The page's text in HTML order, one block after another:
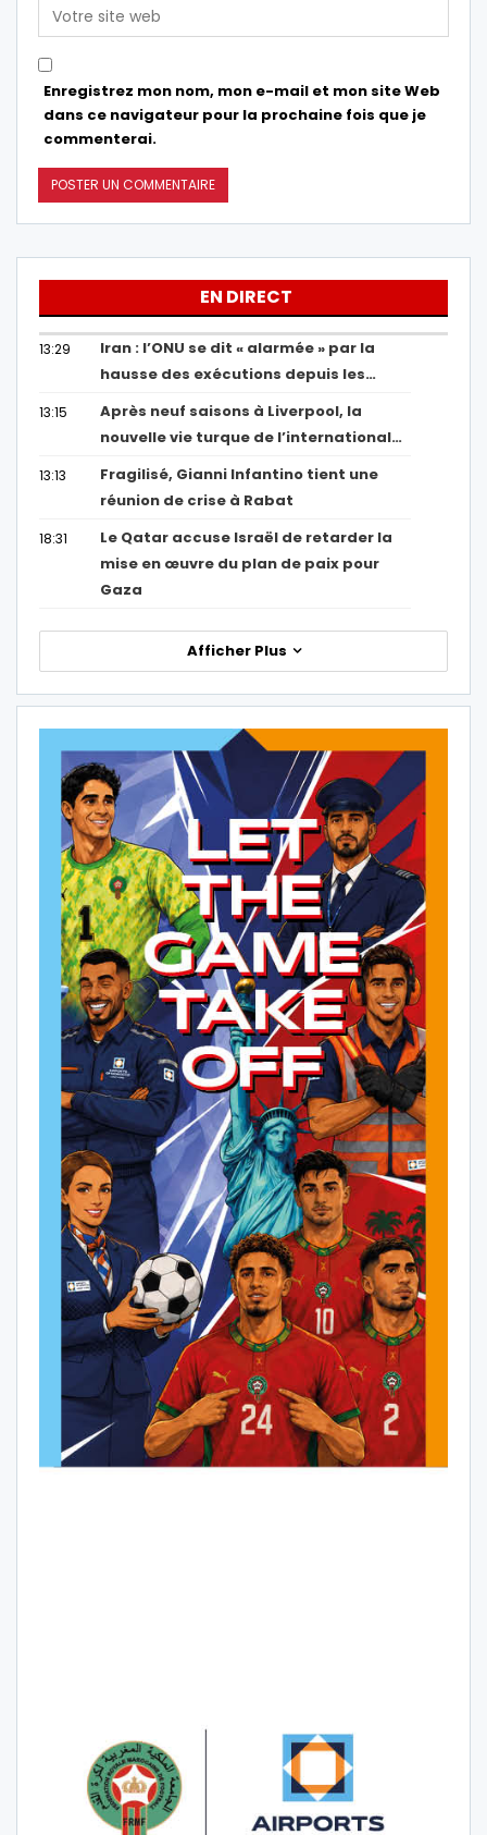
Enregistrez mon nom, mon e-mail et mon site Web
dans ce navigateur pour la prochaine fois que je
commenterai.
EN DIRECT
13:29
Iran : l’ONU se dit « alarmée » par la
hausse des exécutions depuis les…
13:15
Après neuf saisons à Liverpool, la
nouvelle vie turque de l’international…
13:13
Fragilisé, Gianni Infantino tient une
réunion de crise à Rabat
18:31
Le Qatar accuse Israël de retarder la
mise en œuvre du plan de paix pour
Gaza
Afficher Plus